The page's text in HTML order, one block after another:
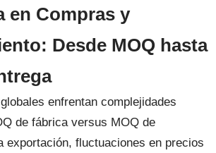
en Compras y
Desde MOQ hasta
enfrentan complejidades
de fábrica versus MOQ de
exportación, fluctuaciones en precios